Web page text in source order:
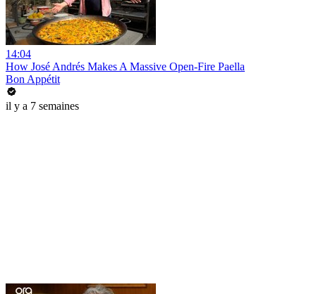
14:04
How José Andrés Makes A Massive Open-Fire Paella
Bon Appétit
il y a 7 semaines